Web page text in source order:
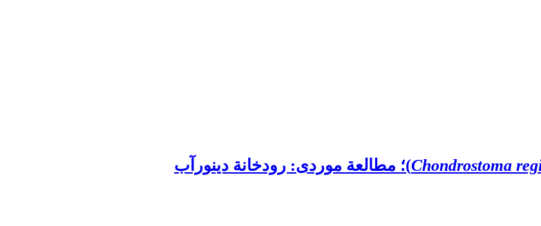
Chondrostoma)؛ مطالعة موردی: رودخانة دینورآب